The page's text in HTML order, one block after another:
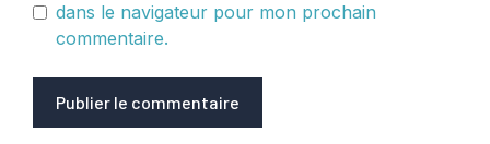
dans le navigateur pour mon prochain
commentaire.